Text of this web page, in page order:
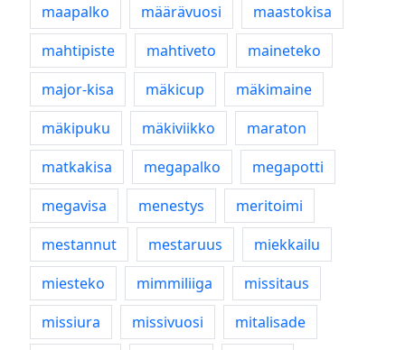
maapalko määrävuosi
maastokisa
mahtipiste
mahtiveto
maineteko
major-kisa
mäkicup
mäkimaine
mäkipuku
mäkiviikko
maraton
matkakisa
megapalko
megapotti
megavisa
menestys
meritoimi
mestannut
mestaruus
miekkailu
miesteko
mimmiliiga
missitaus
missiura
missivuosi
mitalisade